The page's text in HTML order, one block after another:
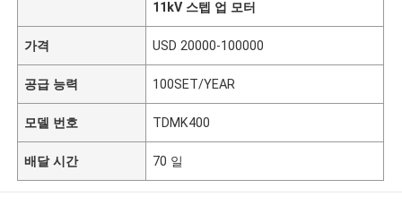
11kV 스텝 업 모터
가격 USD 20000-100000
공급 능력 100SET/YEAR
모델 번호 TDMK400
배달 시간 70 일